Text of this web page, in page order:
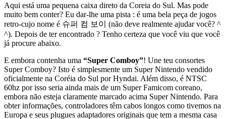
Aqui está uma pequena caixa direto da Coreia do Sul. Mas pode
muito bem conter? Eu dar-lhe uma pista : é uma bela peça de jogos
retro-cujo nome é 슈퍼 컴 보이 (não deve realmente ajudar você? ^
^). Depois de ter encontrado ? Tenho certeza que você viu que você
já procure abaixo.
E embora contenha uma “Super Comboy”! Une teu consortes
Super Comboy? Isto é simplesmente um Super Nintendo vendido
oficialmente na Coréia do Sul por Hyndai. Além disso, é NTSC
60hz por isso seria ainda mais de um Super Famicom coreano,
embora não esteja claramente marcado acima Super Nintendo. Para
obter informações, controladores têm cabos longos como tivemos na
Europa e seus plugues adaptadores originais que tem a mesma casa